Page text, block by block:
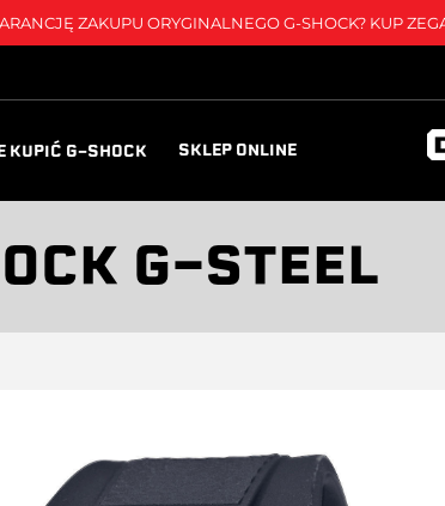
ZAKUPU ORYGINALNEGO G-SHOCK? KUP
KUPIĆ G-SHOCK SKLEP ONLINE
G-STEEL